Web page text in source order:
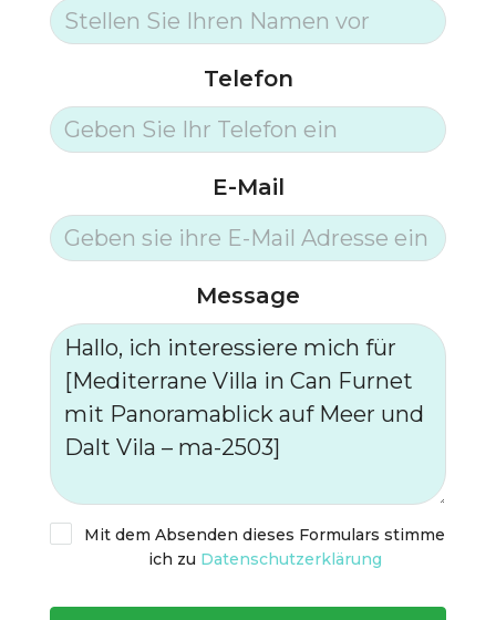
Telefon
E-Mail
Message
Mit dem Absenden dieses Formulars stimme
ich zu Datenschutzerklärung